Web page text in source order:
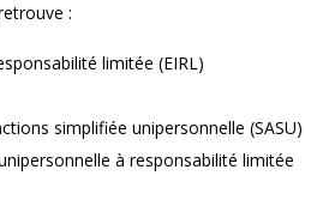
:
limitée (EIRL)
simplifiée unipersonnelle (SASU)
à responsabilité limitée